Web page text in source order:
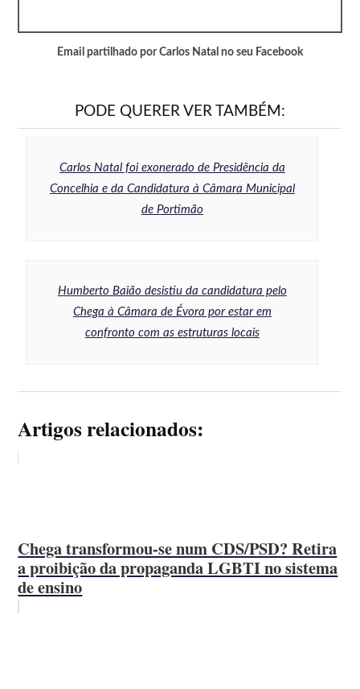
Email partilhado por Carlos Natal no seu Facebook
PODE QUERER VER TAMBÉM:
Carlos Natal foi exonerado de Presidência da
Concelhia e da Candidatura à Câmara Municipal
de Portimão
Humberto Baião desistiu da candidatura pelo
Chega à Câmara de Évora por estar em
confronto com as estruturas locais
Artigos relacionados:
Chega transformou-se num CDS/PSD? Retira
a proibição da propaganda LGBTI no sistema
de ensino